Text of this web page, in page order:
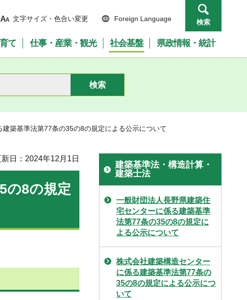
文字サイズ・色合い変更 Foreign Language 検索
て 仕事・産業・観光 社会基盤 県政情報・統計
築基準法第77条の35の8の規定による公示について
日：2024年12月1日
の8の規定
建築基準法・構造計算・
建築士法
一般財団法人長野県建築住
宅センターに係る建築基準
法第77条の35の8の規定に
よる公示について
株式会社建築構造センター
に係る建築基準法第77条の
35の8の規定による公示につ
いて